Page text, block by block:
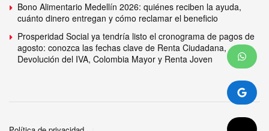
Bono Alimentario Medellín 2026: quiénes reciben la ayuda,
cuánto dinero entregan y cómo reclamar el beneficio
Prosperidad Social ya tendría listo el cronograma de pagos de
agosto: conozca las fechas clave de Renta Ciudadana,
Devolución del IVA, Colombia Mayor y Renta Joven